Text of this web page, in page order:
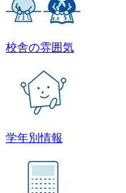
校舎の雰囲気
学年別情報